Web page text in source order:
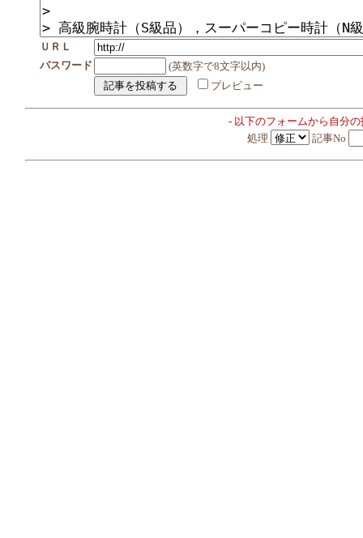
ＵＲＬ
パスワード
(英数字で8文字以内)
プレビュー
- 以下のフォームから自分
処理
記事No